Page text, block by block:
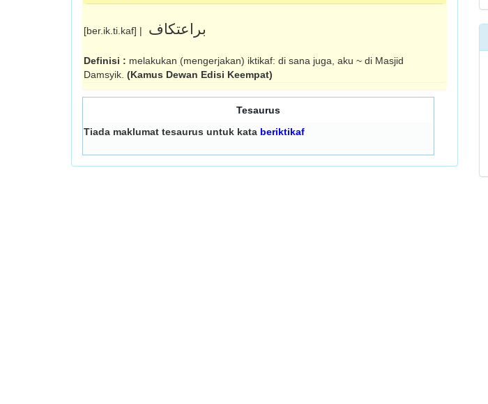
[ber.ik.ti.kaf] | براعتکاف
Definisi : melakukan (mengerjakan) iktikaf: di sana juga, aku ~ di Masjid
Damsyik. (Kamus Dewan Edisi Keempat)
Tesaurus
Tiada maklumat tesaurus untuk kata beriktikaf